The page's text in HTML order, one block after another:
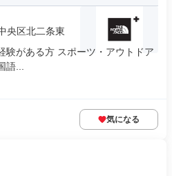
央区北二条東
験がある方 スポーツ・アウトドア
...
気になる